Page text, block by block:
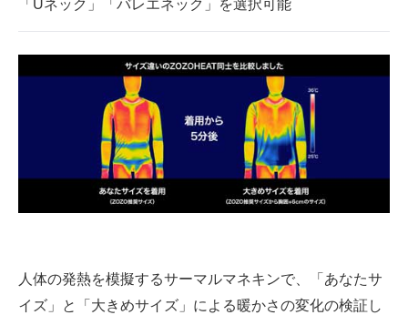
「Uネック」「バレエネック」を選択可能
人体の発熱を模擬するサーマルマネキンで、「あなたサ
イズ」と「大きめサイズ」による暖かさの変化の検証し